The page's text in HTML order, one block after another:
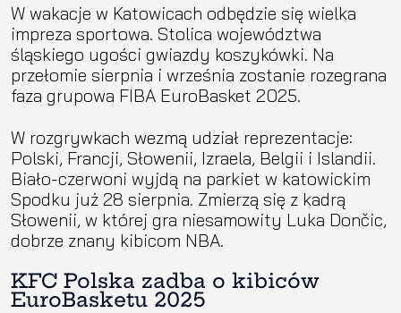
W wakacje w Katowicach odbędzie się wielka
impreza sportowa. Stolica województwa
śląskiego ugości gwiazdy koszykówki. Na
przełomie sierpnia i września zostanie rozegrana
faza grupowa FIBA EuroBasket 2025.
W rozgrywkach wezmą udział reprezentacje:
Polski, Francji, Słowenii, Izraela, Belgii i Islandii.
Biało-czerwoni wyjdą na parkiet w katowickim
Spodku już 28 sierpnia. Zmierzą się z kadrą
Słowenii, w której gra niesamowity Luka Dončic,
dobrze znany kibicom NBA.
KFC Polska zadba o kibiców
EuroBasketu 2025